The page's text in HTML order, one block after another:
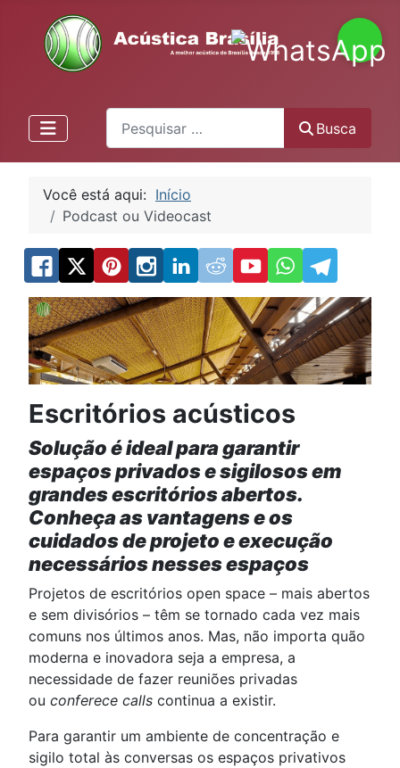
Pesquisa
Busca
Você está aqui: Início
Podcast ou Videocast
Escritórios acústicos
Solução é ideal para garantir
espaços privados e sigilosos em
grandes escritórios abertos.
Conheça as vantagens e os
cuidados de projeto e execução
necessários nesses espaços
Projetos de escritórios open space – mais abertos
e sem divisórios – têm se tornado cada vez mais
comuns nos últimos anos. Mas, não importa quão
moderna e inovadora seja a empresa, a
necessidade de fazer reuniões privadas
ou conferece calls continua a existir.
Para garantir um ambiente de concentração e
sigilo total às conversas os espaços privativos